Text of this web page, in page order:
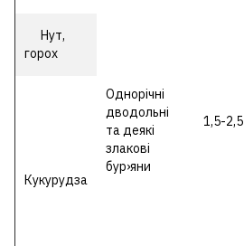
Однорічні
дводольні
та деякі
злакові
бур›яни
1,5-2,5
Нут,
горох
Кукурудза